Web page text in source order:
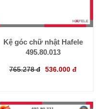
Kệ góc chữ nhật Hafele
495.80.013
765.278 đ 536.000 đ